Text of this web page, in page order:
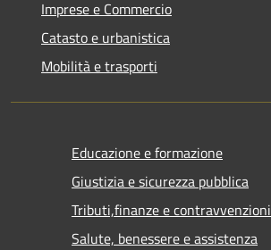
Imprese e Commercio
Catasto e urbanistica
Mobilità e trasporti
Educazione e formazione
Giustizia e sicurezza pubblica
Tributi,finanze e contravvenzioni
Salute, benessere e assistenza